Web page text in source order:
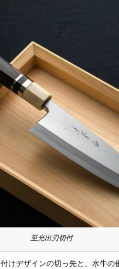
至光出刃切付
けデザインの切っ先と、水牛の